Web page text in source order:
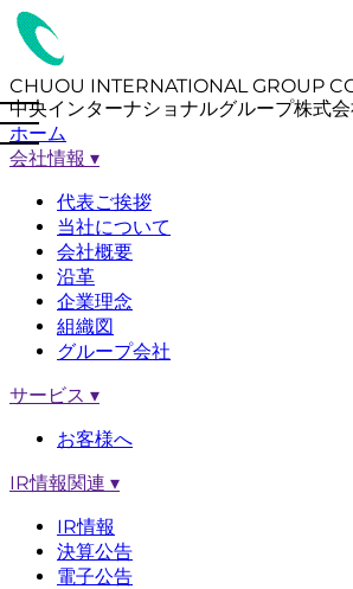
CHUOU INTERNATIONAL GROUP
中央インターナショナルグループ株式
ホーム
会社情報 ▾
代表ご挨拶
当社について
会社概要
沿革
企業理念
組織図
グループ会社
サービス ▾
お客様へ
IR情報関連 ▾
IR情報
決算公告
電子公告